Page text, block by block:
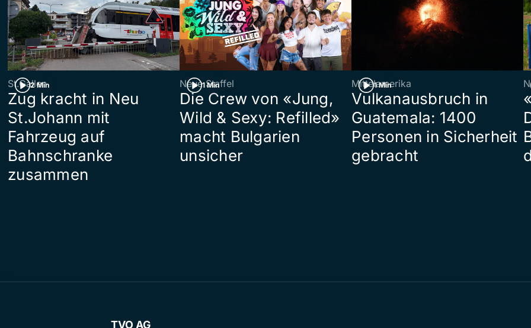
2 Min
St.Gallen
Zug kracht in Neu
St.Johann mit
Fahrzeug auf
Bahnschranke
zusammen
1 Min
Neue Staffel
Die Crew von «Jung,
Wild & Sexy: Refilled»
macht Bulgarien
unsicher
1 Min
Mittelamerika
Vulkanausbruch in
Guatemala: 1400
Personen in Sicherheit
gebracht
TVO AG